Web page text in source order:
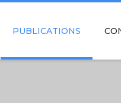
PUBLICATIONS